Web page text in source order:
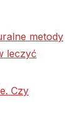
metody
leczyć
Czy